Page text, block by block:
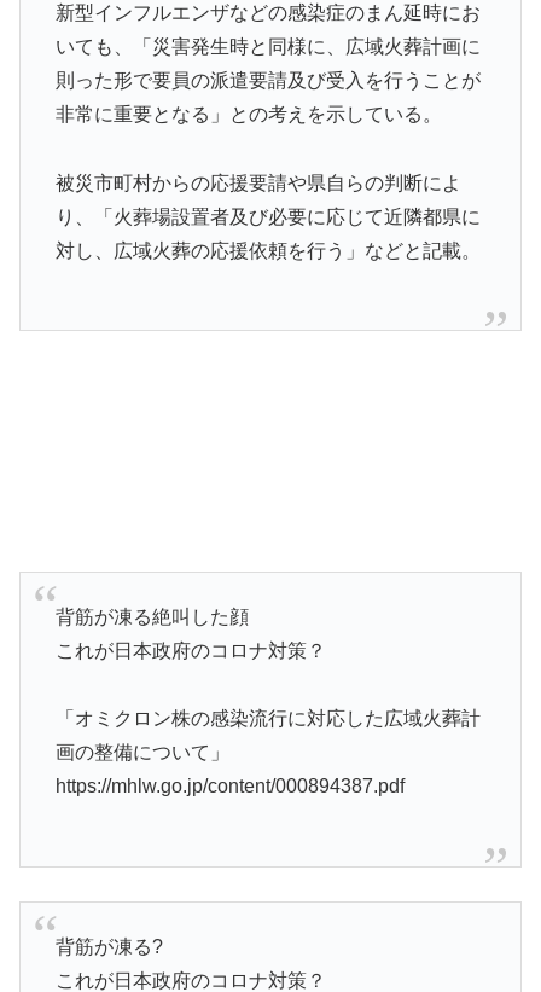
新型インフルエンザなどの感染症のまん延時にお
いても、「災害発生時と同様に、広域火葬計画に
則った形で要員の派遣要請及び受入を行うことが
非常に重要となる」との考えを示している。
被災市町村からの応援要請や県自らの判断によ
り、「火葬場設置者及び必要に応じて近隣都県に
対し、広域火葬の応援依頼を行う」などと記載。
背筋が凍る絶叫した顔
これが日本政府のコロナ対策？
「オミクロン株の感染流行に対応した広域火葬計
画の整備について」
https://mhlw.go.jp/content/000894387.pdf
背筋が凍る?
これが日本政府のコロナ対策？